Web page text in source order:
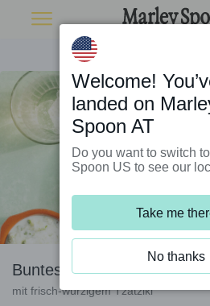
Buntes Ofengemüse
mit frisch-würzigem Tzatziki
Welcome!
landed on
Spoon AT
Do you want to switch
Spoon US to see our
Take me
No thanks